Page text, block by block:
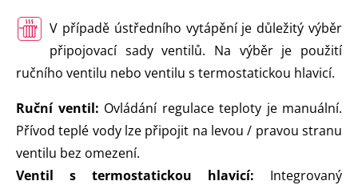
V případě ústředního vytápění je důležitý výběr
připojovací sady ventilů. Na výběr je použití
ručního ventilu nebo ventilu s termostatickou hlavicí.
Ruční ventil: Ovládání regulace teploty je manuální.
Přívod teplé vody lze připojit na levou / pravou stranu
ventilu bez omezení.
Ventil s termostatickou hlavicí: Integrovaný